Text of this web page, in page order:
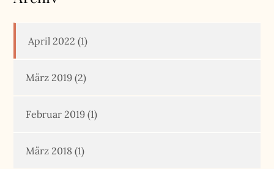
April 2022 (1)
März 2019 (2)
Februar 2019 (1)
März 2018 (1)